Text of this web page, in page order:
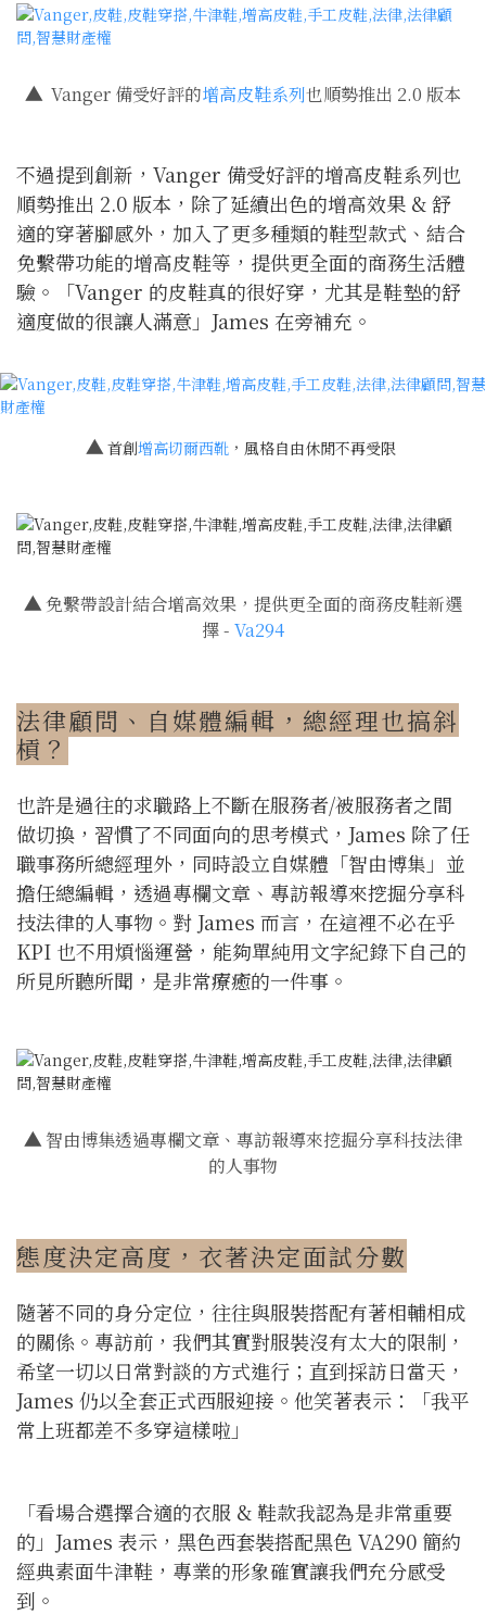
▲Vanger 備受好評的增高皮鞋系列也順勢推出 2.0 版本
不過提到創新，Vanger 備受好評的增高皮鞋系列也
順勢推出 2.0 版本，除了延續出色的增高效果 & 舒
適的穿著腳感外，加入了更多種類的鞋型款式、結合
免繫帶功能的增高皮鞋等，提供更全面的商務生活體
驗。「Vanger 的皮鞋真的很好穿，尤其是鞋墊的舒
適度做的很讓人滿意」James 在旁補充。
▲ 首創增高切爾西靴 ，風格自由休閒不再受限
▲免繫帶設計結合增高效果，提供更全面的商務皮鞋新選
擇 - Va294
法律顧問、自媒體編輯，總經理也搞斜
槓？
也許是過往的求職路上不斷在服務者/被服務者之間
做切換，習慣了不同面向的思考模式，James 除了任
職事務所總經理外，同時設立自媒體「智由博集」並
擔任總編輯，透過專欄文章、專訪報導來挖掘分享科
技法律的人事物。對 James 而言，在這裡不必在乎
KPI 也不用煩惱運營，能夠單純用文字紀錄下自己的
所見所聽所聞，是非常療癒的一件事。
▲智由博集透過專欄文章、專訪報導來挖掘分享科技法律
的人事物
態度決定高度，衣著決定面試分數
隨著不同的身分定位，往往與服裝搭配有著相輔相成
的關係。專訪前，我們其實對服裝沒有太大的限制，
希望一切以日常對談的方式進行；直到採訪日當天，
James 仍以全套正式西服迎接。他笑著表示：「我平
常上班都差不多穿這樣啦」
「看場合選擇合適的衣服 & 鞋款我認為是非常重要
的」James 表示，黑色西套裝搭配黑色 VA290 簡約
經典素面牛津鞋，專業的形象確實讓我們充分感受
到。